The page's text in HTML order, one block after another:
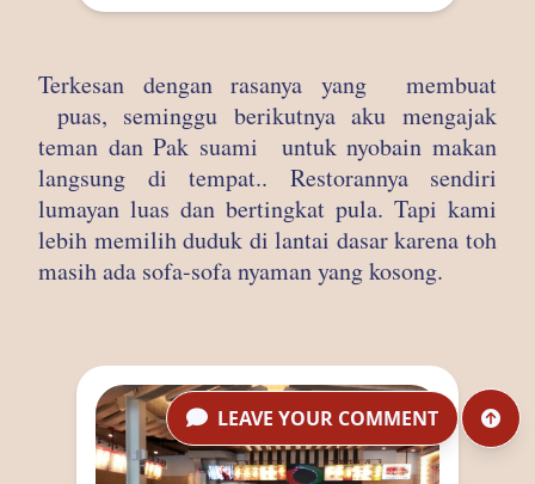
Terkesan dengan rasanya yang membuat
puas, seminggu berikutnya aku mengajak
teman dan Pak suami untuk nyobain makan
langsung di tempat.. Restorannya sendiri
lumayan luas dan bertingkat pula. Tapi kami
lebih memilih duduk di lantai dasar karena toh
masih ada sofa-sofa nyaman yang kosong.
LEAVE YOUR COMMENT